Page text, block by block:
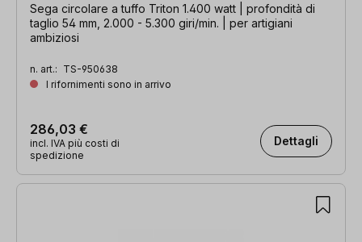
Sega circolare a tuffo Triton 1.400 watt | profondità di
taglio 54 mm, 2.000 - 5.300 giri/min. | per artigiani
ambiziosi
n. art.: TS-950638
I rifornimenti sono in arrivo
286,03 €
incl. IVA più costi di
spedizione
Dettagli